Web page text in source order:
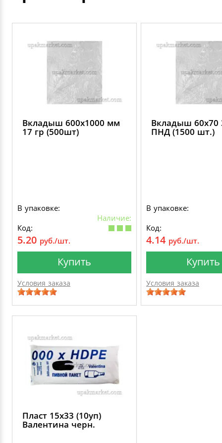
Вкладыш 600х1000 мм
17 гр (500шт)
В упаковке:
Наличие:
Код:
5.20 руб./шт.
Купить
Условия заказа
Вкладыш 60х70
ПНД (1500 шт.)
В упаковке:
Код:
4.14 руб./шт.
Купить
Условия заказа
Пласт 15х33 (10уп)
Валентина черн.